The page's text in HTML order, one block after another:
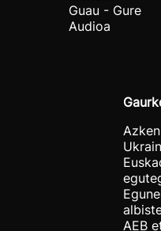
Guau - Gure
Audioa
AEB